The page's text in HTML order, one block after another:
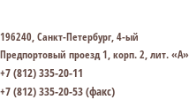
196240, Санкт-Петербург, 4-ый
Предпортовый проезд 1, корп. 2, лит. «А»
+7 (812) 335-20-11
+7 (812) 335-20-53 (факс)